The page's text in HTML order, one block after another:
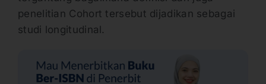
penelitian Cohort tersebut dijadikan sebagai
studi longitudinal.